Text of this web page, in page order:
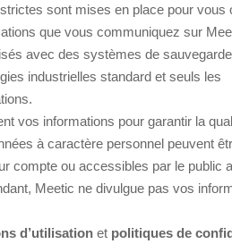
sont mises en place pour vous
que vous communiquez sur
avec des systèmes de
industrielles standard et seuls les
vos informations pour garantir la
à caractère personnel peuvent
compte ou accessibles par le public
Meetic ne divulgue pas vos
d’utilisation et politiques de